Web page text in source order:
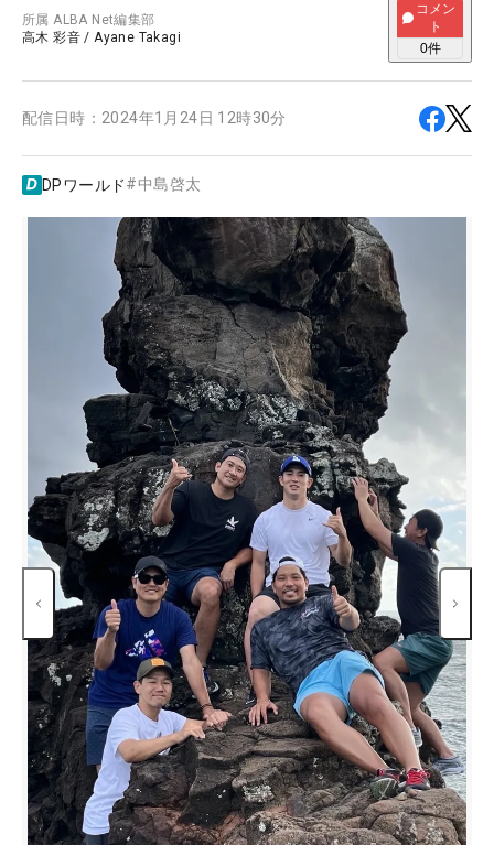
所属ALBA Net編集部
高木 彩音 /Ayane Takagi
コメン
ト
0件
配信日時： 2024年1月24日 12時30分
DPワールド#中島啓太